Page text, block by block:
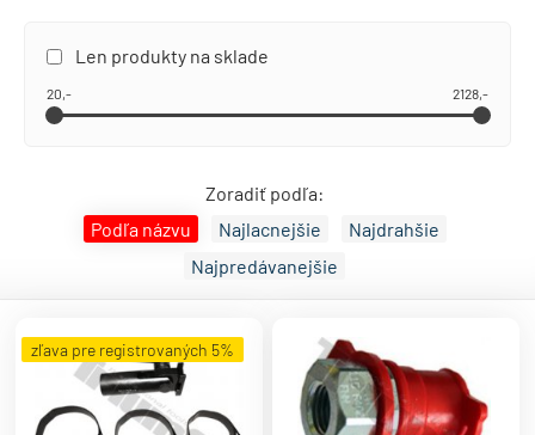
Obchodné podmienky
Dodacie podmienky
Len produkty na sklade
20,- 2128,-
Zoradiť podľa:
Podľa názvu
Najlacnejšie
Najdrahšie
Najpredávanejšie
zľava pre registrovaných 5%